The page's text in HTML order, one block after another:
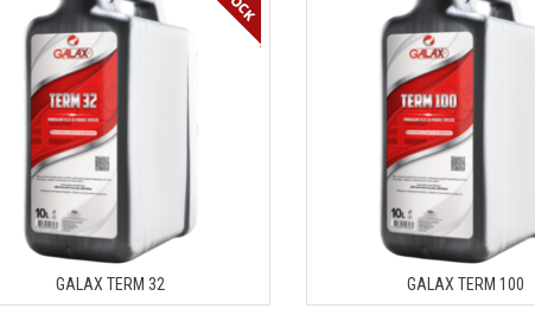
GALAX TERM 32 GALAX TERM 100